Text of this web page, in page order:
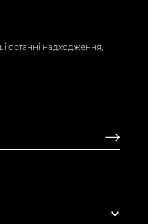
останні надходження,